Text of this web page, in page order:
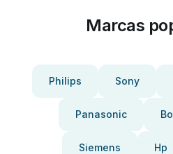
Marcas
Philips Sony
Panasonic
Siemens Hp